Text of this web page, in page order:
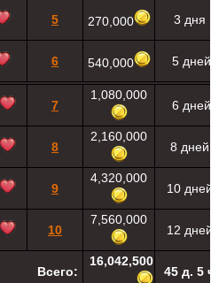
5 270,000 3 дня
6 540,000 5 дней
7
1,080,000
6 дней
8
2,160,000
8 дней
9
4,320,000
10 дней
10
7,560,000
12 дней
Всего:
16,042,500
45 д. 5 ч.